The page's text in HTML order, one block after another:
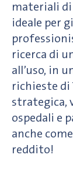
materiali di
ideale per
ricerca di
all’uso, in
richieste di
strategica,
ospedali e
anche
reddito!